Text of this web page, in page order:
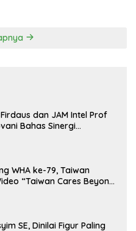
Firdaus dan JAM Intel Prof
Bahas Sinergi
Pengawasan Program
WHA ke-79, Taiwan
“Taiwan Cares Beyond
SE, Dinilai Figur Paling